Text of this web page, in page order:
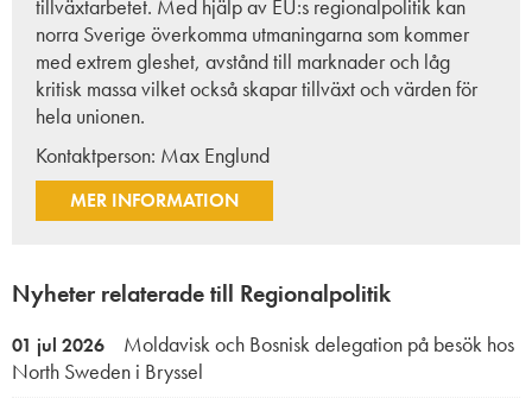
tillväxtarbetet. Med hjälp av EU:s regionalpolitik kan
norra Sverige överkomma utmaningarna som kommer
med extrem gleshet, avstånd till marknader och låg
kritisk massa vilket också skapar tillväxt och värden för
hela unionen.
Kontaktperson: Max Englund
MER INFORMATION
Nyheter relaterade till Regionalpolitik
01 jul 2026
Moldavisk och Bosnisk delegation på besök hos
North Sweden i Bryssel